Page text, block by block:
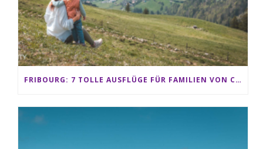
FRIBOURG: 7 TOLLE AUSFLÜGE FÜR FAMILIEN VON CHARMEY BIS LES PACCOTS